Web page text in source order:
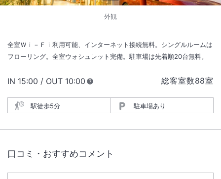
外観
全室Ｗｉ－Ｆｉ利用可能、インターネット接続無料。シングルルームは
フローリング。全室ウォシュレット完備。駐車場は先着順20台無料。
総客室数88室
IN チェックイン
15:00 / OUT チェックアウト
10:00
駅徒歩5分 駐車場あり
口コミ・おすすめコメント